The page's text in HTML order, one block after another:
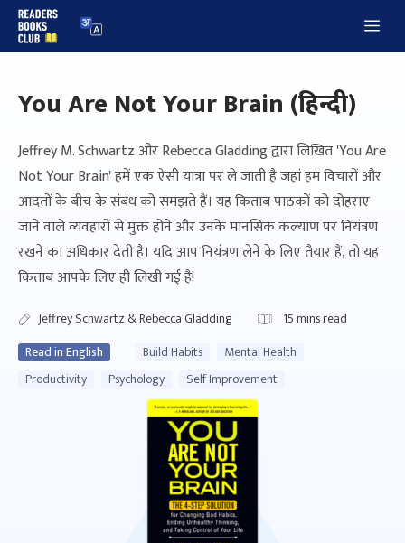
Skip
to
You Are Not Your Brain (हिन्दी)
Jeffrey M. Schwartz और Rebecca Gladding द्वारा लिखित 'You Are
Not Your Brain' हमें एक ऐसी यात्रा पर ले जाती है जहां हम विचारों और
आदतों के बीच के संबंध को समझते हैं। यह किताब पाठकों को दोहराए
जाने वाले व्यवहारों से मुक्त होने और उनके मानसिक कल्याण पर नियंत्रण
रखने का अधिकार देती है। यदि आप नियंत्रण लेने के लिए तैयार हैं, तो यह
किताब आपके लिए ही लिखी गई है!
Jeffrey Schwartz & Rebecca Gladding 15 mins read
Read in English
Build Habits
Mental Health
Productivity
Psychology Self Improvement